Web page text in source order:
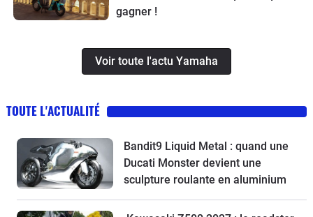
gagner !
Voir toute l'actu Yamaha
TOUTE L'ACTUALITÉ
Bandit9 Liquid Metal : quand une
Ducati Monster devient une
sculpture roulante en aluminium